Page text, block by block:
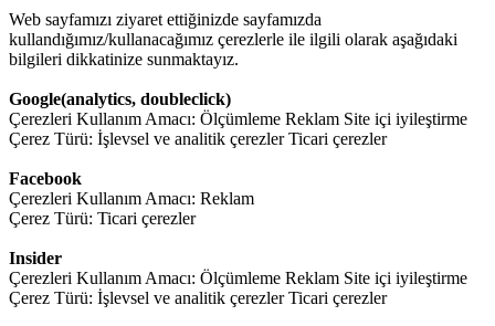
Web sayfamızı ziyaret ettiğinizde sayfamızda
kullandığımız/kullanacağımız çerezlerle ile ilgili olarak aşağıdaki
bilgileri dikkatinize sunmaktayız.
Google(analytics, doubleclick)
Çerezleri Kullanım Amacı: Ölçümleme Reklam Site içi iyileştirme
Çerez Türü: İşlevsel ve analitik çerezler Ticari çerezler
Facebook
Çerezleri Kullanım Amacı: Reklam
Çerez Türü: Ticari çerezler
Insider
Çerezleri Kullanım Amacı: Ölçümleme Reklam Site içi iyileştirme
Çerez Türü: İşlevsel ve analitik çerezler Ticari çerezler